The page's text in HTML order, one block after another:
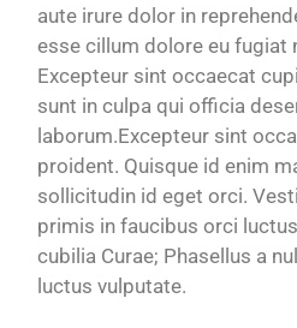
aute irure dolor in
esse cillum dolore eu fugiat
Excepteur sint occaecat
sunt in culpa qui officia
laborum.Excepteur sint
proident. Quisque id enim
sollicitudin id eget orci.
primis in faucibus orci
cubilia Curae; Phasellus a
luctus vulputate.